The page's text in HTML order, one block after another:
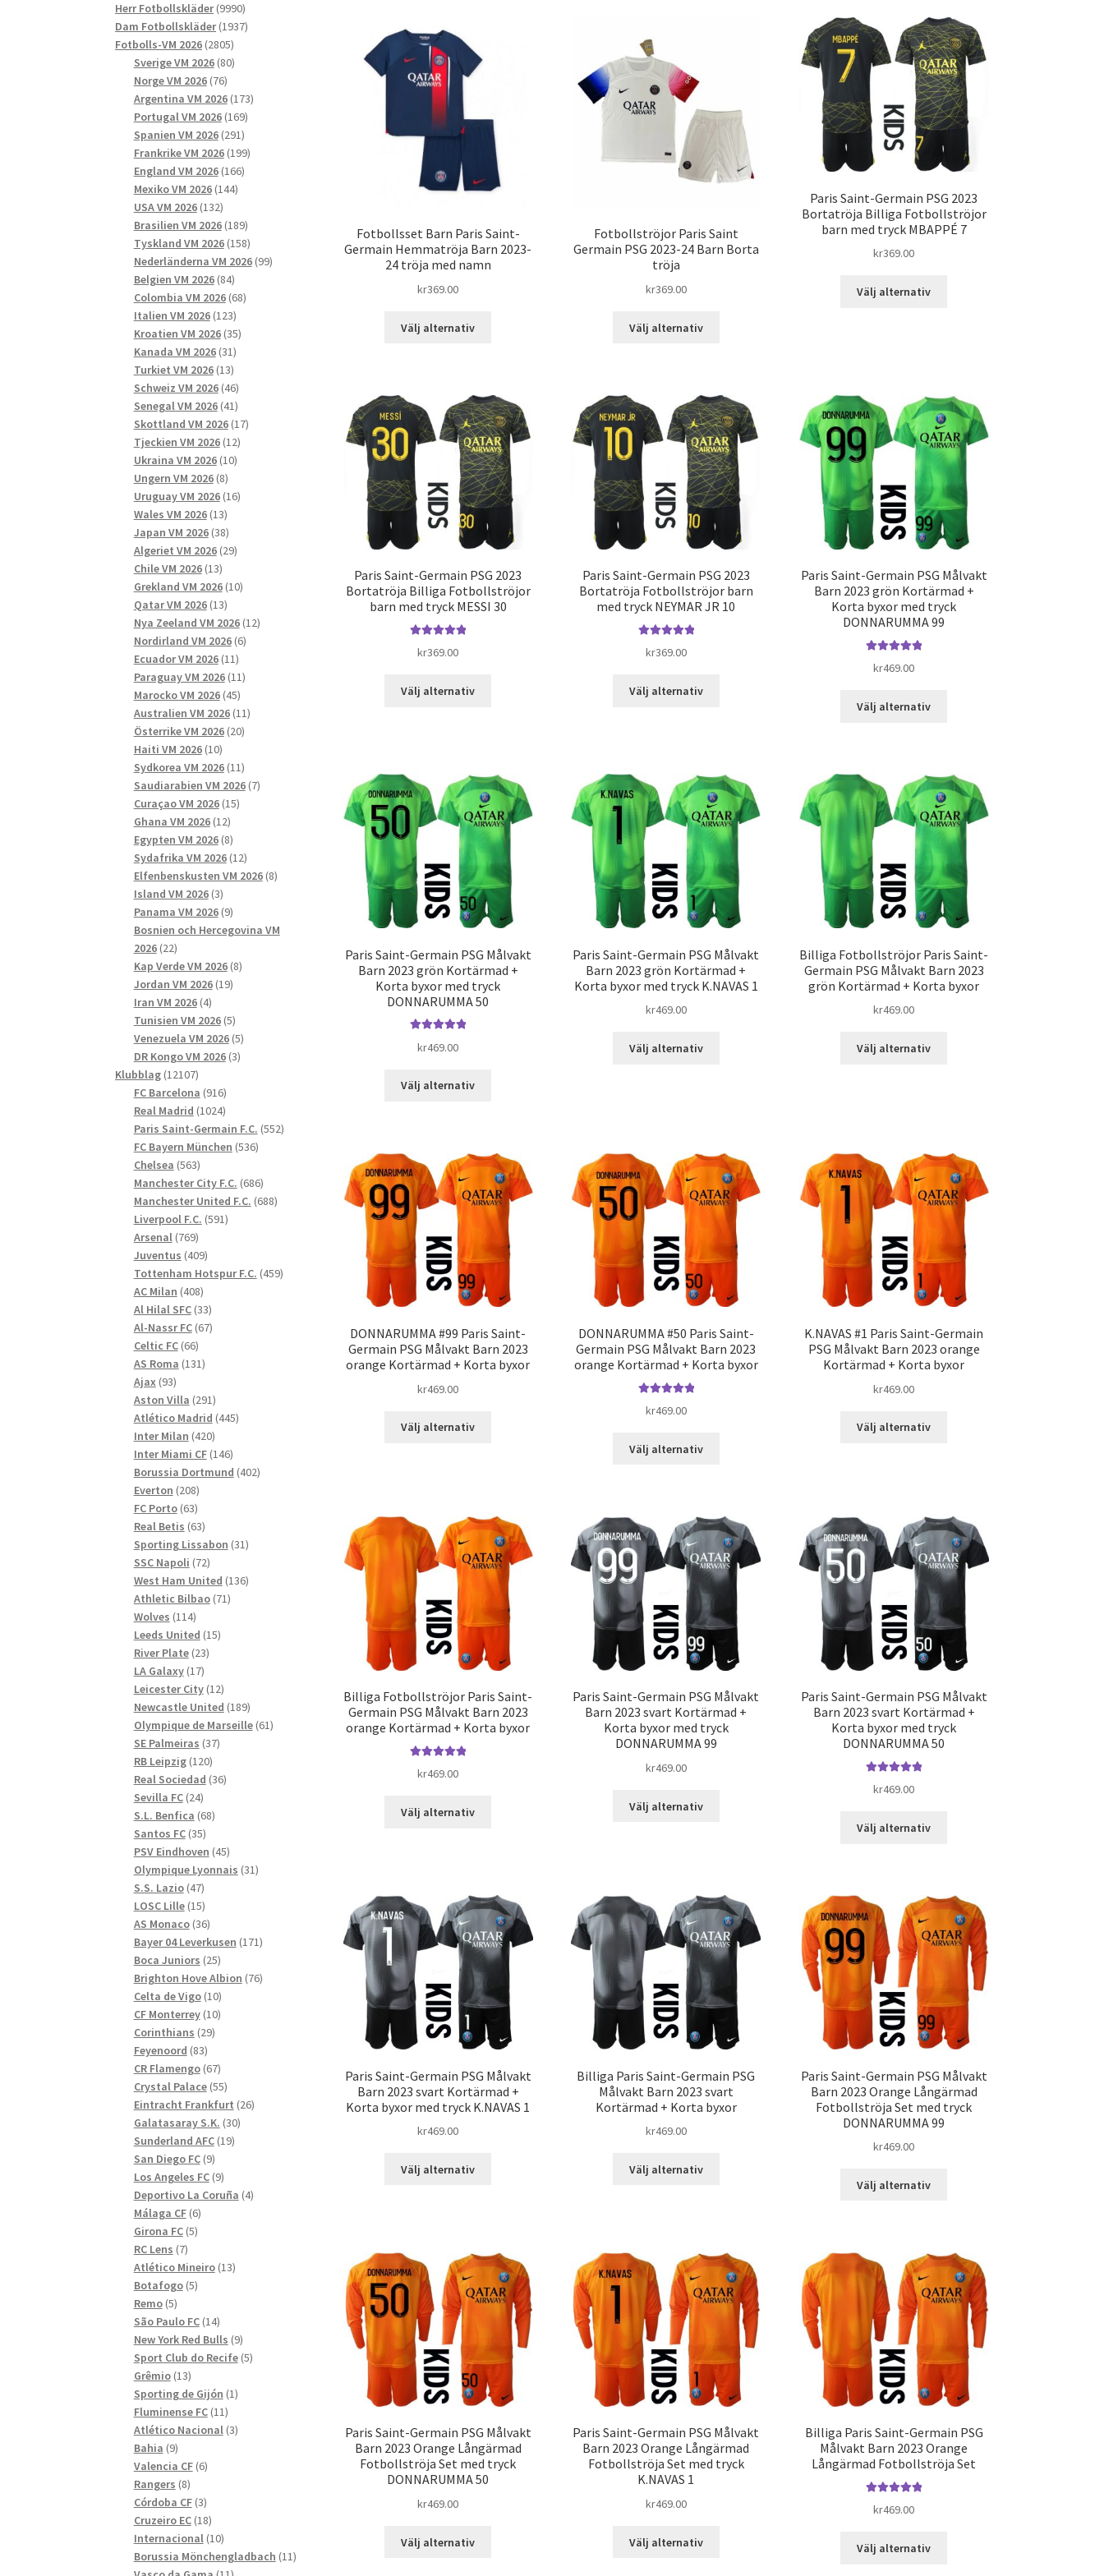
Fotbollsset Barn Paris Saint-
Germain Hemmatröja Barn 2023-
24 tröja med namn
kr369.00
Välj alternativ
flera
varianter.
De
olika
alternativen
kan
väljas
produktsidan
Fotbollströjor Paris Saint
Germain PSG 2023-24 Barn Borta
tröja
kr369.00
Välj alternativ
flera
varianter.
De
olika
alternativen
kan
väljas
produktsidan
Paris Saint-Germain PSG 2023
Bortatröja Billiga Fotbollströjor
barn med tryck MBAPPÉ 7
kr369.00
Välj alternativ
olika
alternativen
kan
väljas
på
produktsidan
Paris Saint-Germain PSG 2023
Bortatröja Billiga Fotbollströjor
barn med tryck MESSI 30
kr369.00
Välj alternativ
varianter.
De
olika
alternativen
kan
väljas
på
produktsidan
Paris Saint-Germain PSG 2023
Bortatröja Fotbollströjor barn
med tryck NEYMAR JR 10
kr369.00
Välj alternativ
varianter.
De
olika
alternativen
kan
väljas
på
produktsidan
Paris Saint-Germain PSG Målvakt
Barn 2023 grön Kortärmad +
Korta byxor med tryck
DONNARUMMA 99
kr469.00
Välj alternativ
varianter.
De
olika
alternativen
kan
väljas
produktsidan
Paris Saint-Germain PSG Målvakt
Barn 2023 grön Kortärmad +
Korta byxor med tryck
DONNARUMMA 50
av 5
kr469.00
Välj alternativ
flera
varianter.
De
olika
alternativen
väljas
produktsidan
Paris Saint-Germain PSG Målvakt
Barn 2023 grön Kortärmad +
Korta byxor med tryck K.NAVAS 1
kr469.00
Välj alternativ
olika
alternativen
kan
väljas
produktsidan
Billiga Fotbollströjor Paris Saint-
Germain PSG Målvakt Barn 2023
grön Kortärmad + Korta byxor
kr469.00
Välj alternativ
olika
alternativen
kan
väljas
produktsidan
DONNARUMMA #99 Paris Saint-
Germain PSG Målvakt Barn 2023
orange Kortärmad + Korta byxor
kr469.00
Välj alternativ
De
olika
alternativen
kan
väljas
på
DONNARUMMA #50 Paris Saint-
Germain PSG Målvakt Barn 2023
orange Kortärmad + Korta byxor
av 5
kr469.00
Välj alternativ
flera
varianter.
De
olika
alternativen
väljas
produktsidan
K.NAVAS #1 Paris Saint-Germain
PSG Målvakt Barn 2023 orange
Kortärmad + Korta byxor
kr469.00
Välj alternativ
De
olika
alternativen
kan
på
produktsidan
Billiga Fotbollströjor Paris Saint-
Germain PSG Målvakt Barn 2023
orange Kortärmad + Korta byxor
kr469.00
Välj alternativ
varianter.
De
olika
alternativen
kan
på
produktsidan
Paris Saint-Germain PSG Målvakt
Barn 2023 svart Kortärmad +
Korta byxor med tryck
DONNARUMMA 99
kr469.00
Välj alternativ
De
olika
alternativen
kan
på
produktsidan
Paris Saint-Germain PSG Målvakt
Barn 2023 svart Kortärmad +
Korta byxor med tryck
DONNARUMMA 50
kr469.00
Välj alternativ
flera
varianter.
De
olika
alternativen
väljas
produktsidan
Paris Saint-Germain PSG Målvakt
Barn 2023 svart Kortärmad +
Korta byxor med tryck K.NAVAS 1
kr469.00
Välj alternativ
varianter.
De
olika
alternativen
väljas
på
produktsidan
Billiga Paris Saint-Germain PSG
Målvakt Barn 2023 svart
Kortärmad + Korta byxor
kr469.00
Välj alternativ
varianter.
De
olika
alternativen
väljas
på
produktsidan
Paris Saint-Germain PSG Målvakt
Barn 2023 Orange Långärmad
Fotbollströja Set med tryck
DONNARUMMA 99
kr469.00
Välj alternativ
flera
varianter.
De
olika
alternativen
väljas
produktsidan
Paris Saint-Germain PSG Målvakt
Barn 2023 Orange Långärmad
Fotbollströja Set med tryck
DONNARUMMA 50
kr469.00
Välj alternativ
Paris Saint-Germain PSG Målvakt
Barn 2023 Orange Långärmad
Fotbollströja Set med tryck
K.NAVAS 1
kr469.00
Välj alternativ
Billiga Paris Saint-Germain PSG
Målvakt Barn 2023 Orange
Långärmad Fotbollströja Set
kr469.00
Välj alternativ
produkter
Herr Fotbollskläder 99909990
produkter
Dam Fotbollskläder 19371937
Fotbolls-VM 2026 28052805
produkter
Sverige VM 2026 8080
Norge VM 2026 7676
produkter
Argentina VM 2026 173173
Portugal VM 2026 169169
produkter
Spanien VM 2026 291291
produkter
Frankrike VM 2026 199199
England VM 2026 166166
Mexiko VM 2026 144144
USA VM 2026 132132
produkter
Brasilien VM 2026 189189
produkter
Tyskland VM 2026 158158
produkter
Nederländerna VM 2026 9999
Belgien VM 2026 8484
produkter
Colombia VM 2026 6868
Italien VM 2026 123123
produkter
Kroatien VM 2026 3535
Kanada VM 2026 3131
produkter
Turkiet VM 2026 1313
produkter
Schweiz VM 2026 4646
produkter
Senegal VM 2026 4141
produkter
Skottland VM 2026 1717
Tjeckien VM 2026 1212
produkter
Ukraina VM 2026 1010
Ungern VM 2026 88
produkter
Uruguay VM 2026 1616
Wales VM 2026 1313
produkter
Japan VM 2026 3838
produkter
Algeriet VM 2026 2929
Chile VM 2026 1313
produkter
Grekland VM 2026 1010
Qatar VM 2026 1313
produkter
Nya Zeeland VM 2026 1212
Nordirland VM 2026 66
Ecuador VM 2026 1111
produkter
Paraguay VM 2026 1111
Marocko VM 2026 4545
produkter
Australien VM 2026 1111
Österrike VM 2026 2020
Haiti VM 2026 1010
produkter
Sydkorea VM 2026 1111
produkter
Saudiarabien VM 2026 77
Curaçao VM 2026 1515
Ghana VM 2026 1212
produkter
Egypten VM 2026 88
produkter
Sydafrika VM 2026 1212
produkter
Elfenbenskusten VM 2026 88
Island VM 2026 33
produkter
Panama VM 2026 99
produkter
Bosnien och Hercegovina VM
2026 2222
produkter
Kap Verde VM 2026 88
Jordan VM 2026 1919
Iran VM 2026 44
produkter
Tunisien VM 2026 55
produkter
Venezuela VM 2026 55
produkter
DR Kongo VM 2026 33
Klubblag 1210712107
produkter
FC Barcelona 916916
produkter
Real Madrid 10241024
produkter
Paris Saint-Germain F.C. 552552
FC Bayern München 536536
Chelsea 563563
produkter
Manchester City F.C. 686686
produkter
Manchester United F.C. 688688
Liverpool F.C. 591591
Arsenal 769769
produkter
Juventus 409409
produkter
Tottenham Hotspur F.C. 459459
AC Milan 408408
produkter
Al Hilal SFC 3333
produkter
Al-Nassr FC 6767
Celtic FC 6666
produkter
AS Roma 131131
Ajax 9393
produkter
Aston Villa 291291
produkter
Atlético Madrid 445445
Inter Milan 420420
produkter
Inter Miami CF 146146
produkter
Borussia Dortmund 402402
Everton 208208
produkter
FC Porto 6363
produkter
Real Betis 6363
produkter
Sporting Lissabon 3131
SSC Napoli 7272
produkter
West Ham United 136136
Athletic Bilbao 7171
Wolves 114114
produkter
Leeds United 1515
River Plate 2323
LA Galaxy 1717
produkter
Leicester City 1212
produkter
Newcastle United 189189
produkter
Olympique de Marseille 6161
SE Palmeiras 3737
RB Leipzig 120120
produkter
Real Sociedad 3636
Sevilla FC 2424
produkter
S.L. Benfica 6868
Santos FC 3535
produkter
PSV Eindhoven 4545
produkter
Olympique Lyonnais 3131
S.S. Lazio 4747
produkter
LOSC Lille 1515
produkter
AS Monaco 3636
produkter
Bayer 04 Leverkusen 171171
Boca Juniors 2525
produkter
Brighton Hove Albion 7676
Celta de Vigo 1010
produkter
CF Monterrey 1010
Corinthians 2929
Feyenoord 8383
produkter
CR Flamengo 6767
produkter
Crystal Palace 5555
produkter
Eintracht Frankfurt 2626
Galatasaray S.K. 3030
Sunderland AFC 1919
San Diego FC 99
produkter
Los Angeles FC 99
produkter
Deportivo La Coruña 44
Málaga CF 66
produkter
Girona FC 55
RC Lens 77
produkter
Atlético Mineiro 1313
Botafogo 55
Remo 55
produkter
São Paulo FC 1414
produkter
New York Red Bulls 99
produkter
Sport Club do Recife 55
Grêmio 1313
produkter
Sporting de Gijón 11
Fluminense FC 1111
produkter
Atlético Nacional 33
Bahia 99
produkter
Valencia CF 66
Rangers 88
produkter
Córdoba CF 33
produkter
Cruzeiro EC 1818
produkter
Internacional 1010
produkter
Borussia Mönchengladbach 1111